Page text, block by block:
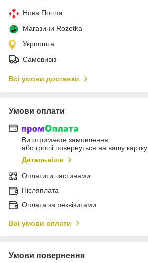
Нова Пошта
Магазини Rozetka
Укрпошта
Самовивіз
Всі умови доставки
Умови оплати
Ви отримаєте замовлення
або гроші повернуться на вашу картку
Детальніше
Оплатити частинами
Післяплата
Оплата за реквізитами
Всі умови оплати
Умови повернення